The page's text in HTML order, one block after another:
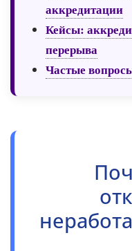
аккредитации
Кейсы:
перерыва
Частые